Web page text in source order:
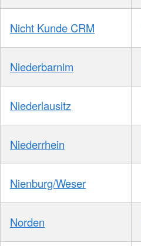
Nicht Kunde CRM
Niederbarnim
Niederlausitz
Niederrhein
Nienburg/Weser
Norden